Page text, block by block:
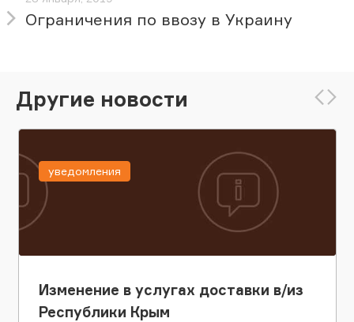
Ограничения по ввозу в Украину
Другие новости
Изменение в услугах доставки в/из
Республики Крым
уведомления